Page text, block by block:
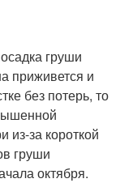
груши
приживется и
без потерь, то
из-за короткой
груши
октября.